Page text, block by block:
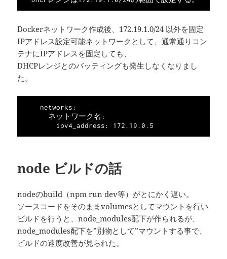
Dockerネットワーク作成後、172.19.1.0/24 以外を固定
IPアドレス設定可能ネットワークとして、通常通りコン
テナにIPアドレスを固定しても、
DHCPレンジとのバッティングも発生しなくなりまし
た。
node ビルドの話
nodeのbuild（npm run dev等）がとにかく遅い。
ソースコードをそのままvolumesとしてマウントを行い
ビルドを行うと、node_modules配下が作られるが、
node_modules配下を”別物として”マウントする事で、
ビルドの速度改善が見られた。